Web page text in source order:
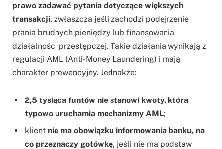
prawo zadawać pytania dotyczące większych
transakcji, zwłaszcza jeśli zachodzi podejrzenie
prania brudnych pieniędzy lub finansowania
działalności przestępczej. Takie działania wynikają z
regulacji AML (Anti-Money Laundering) i mają
charakter prewencyjny. Jednakże:
2,5 tysiąca funtów nie stanowi kwoty, która
typowo uruchamia mechanizmy AML;
klient nie ma obowiązku informowania banku, na
co przeznaczy gotówkę, jeśli nie ma podstaw